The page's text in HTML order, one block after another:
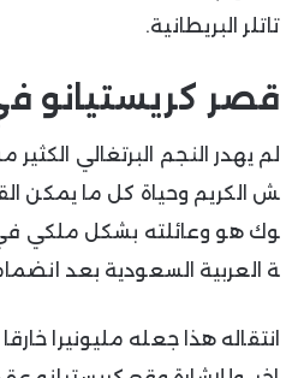
تاتلر البريطانية.
قصر كريستيانو
لم يهدر النجم البرتغالي
ش الكريم وحياة كل ما يمكن
وك هو وعائلته بشكل ملكي
ة العربية السعودية بعد
انتقاله هذا جعله مليونيرا